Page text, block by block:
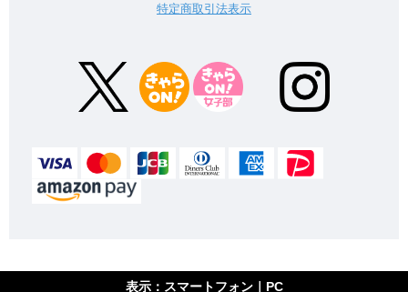
特定商取引法表示
表示：スマートフォン｜ PC